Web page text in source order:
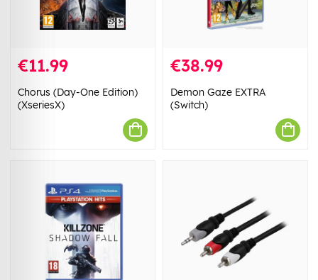
€11.99
Chorus (Day-One Edition)
(XseriesX)
€38.99
Demon Gaze EXTRA
(Switch)